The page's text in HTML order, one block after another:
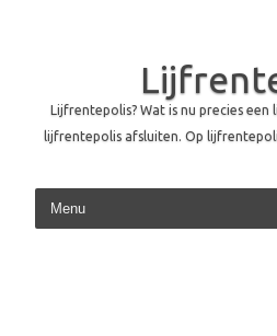
Lijfrentepolis? Wat is nu precies
lijfrentepolis afsluiten. Op
Skip to content